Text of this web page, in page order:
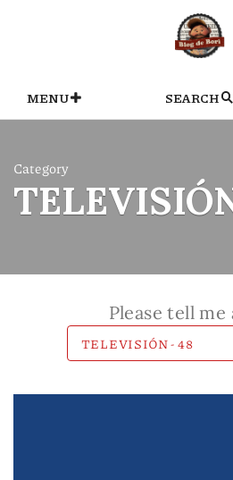
MENU SEARCH
Category
Please tell me